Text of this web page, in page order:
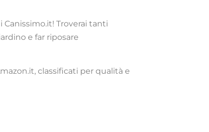
Troverai tanti
e far riposare
classificati per qualità e